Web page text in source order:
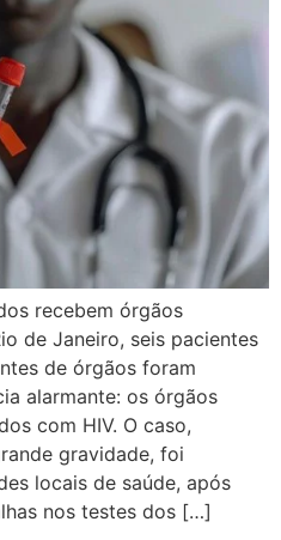
recebem órgãos
de Janeiro, seis pacientes
de órgãos foram
alarmante: os órgãos
com HIV. O caso,
gravidade, foi
locais de saúde, após
nos testes dos […]